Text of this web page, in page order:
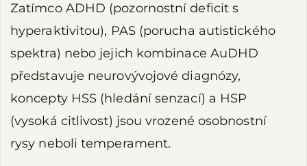
Zatímco ADHD (pozornostní deficit s
hyperaktivitou), PAS (porucha autistického
spektra) nebo jejich kombinace AuDHD
představuje neurovývojové diagnózy,
koncepty HSS (hledání senzací) a HSP
(vysoká citlivost) jsou vrozené osobnostní
rysy neboli temperament.